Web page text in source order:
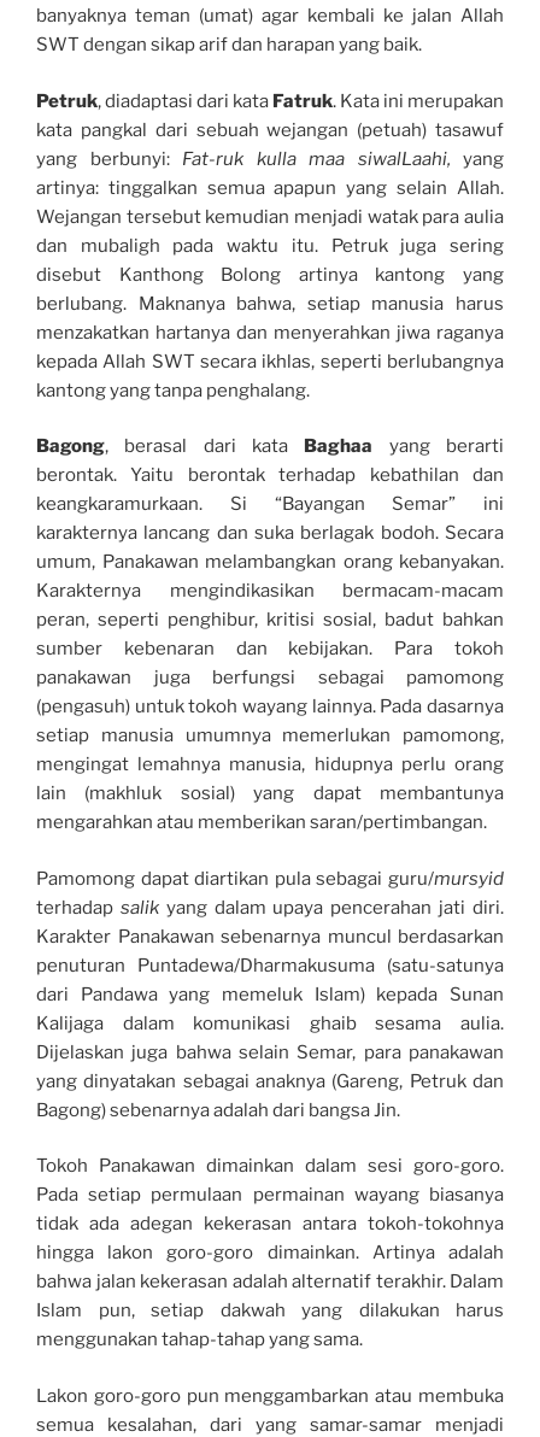
banyaknya teman (umat) agar kembali ke jalan Allah
SWT dengan sikap arif dan harapan yang baik.
Petruk, diadaptasi dari kata Fatruk. Kata ini merupakan
kata pangkal dari sebuah wejangan (petuah) tasawuf
yang berbunyi: Fat-ruk kulla maa siwalLaahi, yang
artinya: tinggalkan semua apapun yang selain Allah.
Wejangan tersebut kemudian menjadi watak para aulia
dan mubaligh pada waktu itu. Petruk juga sering
disebut Kanthong Bolong artinya kantong yang
berlubang. Maknanya bahwa, setiap manusia harus
menzakatkan hartanya dan menyerahkan jiwa raganya
kepada Allah SWT secara ikhlas, seperti berlubangnya
kantong yang tanpa penghalang.
Bagong, berasal dari kata Baghaa yang berarti
berontak. Yaitu berontak terhadap kebathilan dan
keangkaramurkaan. Si “Bayangan Semar” ini
karakternya lancang dan suka berlagak bodoh. Secara
umum, Panakawan melambangkan orang kebanyakan.
Karakternya mengindikasikan bermacam-macam
peran, seperti penghibur, kritisi sosial, badut bahkan
sumber kebenaran dan kebijakan. Para tokoh
panakawan juga berfungsi sebagai pamomong
(pengasuh) untuk tokoh wayang lainnya. Pada dasarnya
setiap manusia umumnya memerlukan pamomong,
mengingat lemahnya manusia, hidupnya perlu orang
lain (makhluk sosial) yang dapat membantunya
mengarahkan atau memberikan saran/pertimbangan.
Pamomong dapat diartikan pula sebagai guru/mursyid
terhadap salikyang dalam upaya pencerahan jati diri.
Karakter Panakawan sebenarnya muncul berdasarkan
penuturan Puntadewa/Dharmakusuma (satu-satunya
dari Pandawa yang memeluk Islam) kepada Sunan
Kalijaga dalam komunikasi ghaib sesama aulia.
Dijelaskan juga bahwa selain Semar, para panakawan
yang dinyatakan sebagai anaknya (Gareng, Petruk dan
Bagong) sebenarnya adalah dari bangsa Jin.
Tokoh Panakawan dimainkan dalam sesi goro-goro.
Pada setiap permulaan permainan wayang biasanya
tidak ada adegan kekerasan antara tokoh-tokohnya
hingga lakon goro-goro dimainkan. Artinya adalah
bahwa jalan kekerasan adalah alternatif terakhir. Dalam
Islam pun, setiap dakwah yang dilakukan harus
menggunakan tahap-tahap yang sama.
Lakon goro-goro pun menggambarkan atau membuka
semua kesalahan, dari yang samar-samar menjadi